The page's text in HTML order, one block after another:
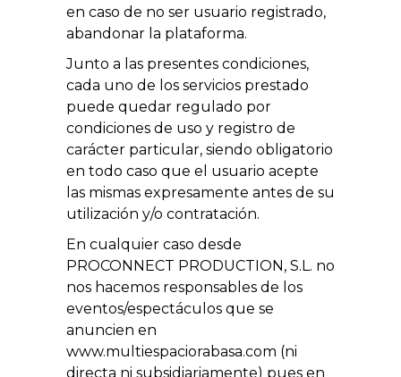
en caso de no ser usuario registrado,
abandonar la plataforma.
Junto a las presentes condiciones,
cada uno de los servicios prestado
puede quedar regulado por
condiciones de uso y registro de
carácter particular, siendo obligatorio
en todo caso que el usuario acepte
las mismas expresamente antes de su
utilización y/o contratación.
En cualquier caso desde
PROCONNECT PRODUCTION, S.L. no
nos hacemos responsables de los
eventos/espectáculos que se
anuncien en
www.multiespaciorabasa.com (ni
directa ni subsidiariamente) pues en